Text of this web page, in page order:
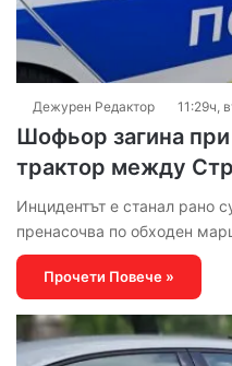
Дежурен Редактор 11:29ч,
Шофьор загина при
трактор между
Инцидентът е станал рано
пренасочва по обходен
Прочети Повече »